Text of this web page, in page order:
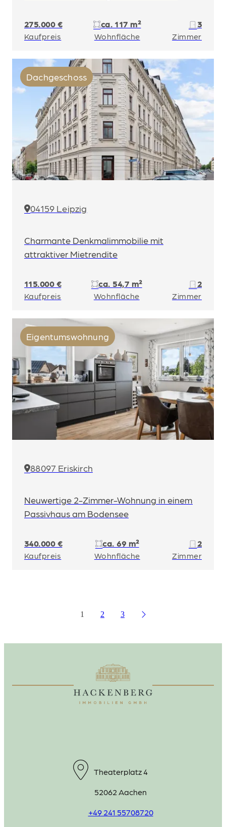
275.000 €
Kaufpreis
ca. 117 m²
Wohnfläche
3
Zimmer
Dachgeschoss
04159 Leipzig
Charmante Denkmalimmobilie mit
attraktiver Mietrendite
115.000 €
Kaufpreis
ca. 54,7 m²
Wohnfläche
2
Zimmer
Eigentumswohnung
88097 Eriskirch
Neuwertige 2-Zimmer-Wohnung in einem
Passivhaus am Bodensee
340.000 €
Kaufpreis
ca. 69 m²
Wohnfläche
2
Zimmer
1 2 3
Theaterplatz 4
52062 Aachen
+49 241 55708720